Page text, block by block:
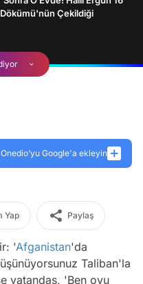
Dökümü'nün Çekildiği
Onedio’yu Google'a ekleyin
Yap Paylaş
'Afganistan'da
Taliban'la
vatandaş, 'Ben oyu